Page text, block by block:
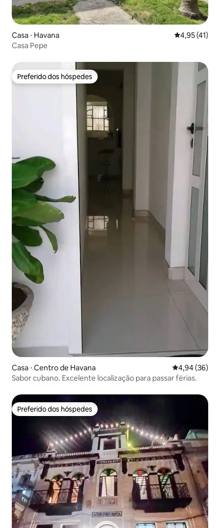
Casa ⋅ Havana 4,95 de uma
4,95 (41)
Casa Pepe
Preferido dos hóspedes
Preferido dos hóspedes
Casa ⋅ Centro de Havana 4,94 de uma
4,94 (36)
Sabor cubano. Excelente localização para passar férias.
Preferido dos hóspedes
Preferido dos hóspedes